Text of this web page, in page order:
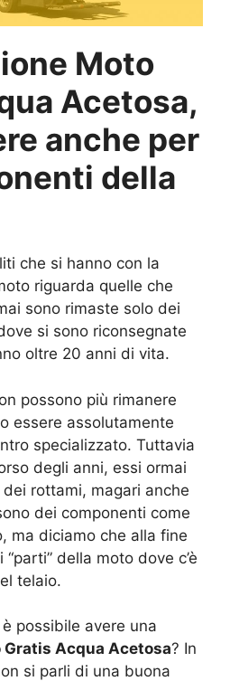
Moto
Acetosa,
anche per
della
che si hanno con la
riguarda quelle che
sono rimaste solo dei
si sono riconsegnate
oltre 20 anni di vita.
possono più rimanere
essere assolutamente
specializzato. Tuttavia
degli anni, essi ormai
rottami, magari anche
dei componenti come
ma diciamo che alla fine
della moto dove c’è
telaio.
possibile avere una
Acqua Acetosa? In
si parli di una buona